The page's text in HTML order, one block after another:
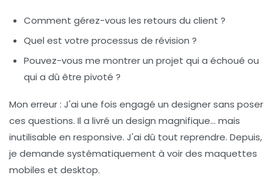
Comment gérez-vous les retours du client ?
Quel est votre processus de révision ?
Pouvez-vous me montrer un projet qui a échoué ou
qui a dû être pivoté ?
Mon erreur : J'ai une fois engagé un designer sans poser
ces questions. Il a livré un design magnifique... mais
inutilisable en responsive. J'ai dû tout reprendre. Depuis,
je demande systématiquement à voir des maquettes
mobiles et desktop.